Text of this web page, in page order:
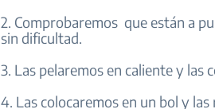
2. Comprobaremos que están a
sin dificultad.
3. Las pelaremos en caliente y
4. Las colocaremos en un bol y